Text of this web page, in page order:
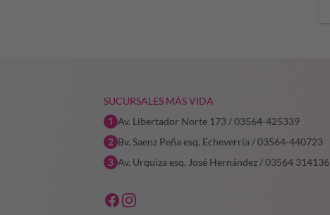
SUCURSALES MÁS VIDA
Av. Libertador Norte 173 / 03564-425339
Bv. Saenz Peña esq. Echeverría / 03564-440723
Av. Urquiza esq. José Hernández / 03564 314136